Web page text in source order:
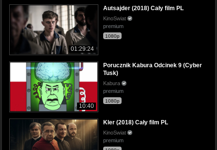
01:29:24
Autsajder (2018) Cały film PL
KinoSwiat
premium
1080p
10:40
Porucznik Kabura Odcinek 9 (Cyber
Tusk)
Kabura
premium
1080p
Kler (2018) Cały film PL
KinoSwiat
premium